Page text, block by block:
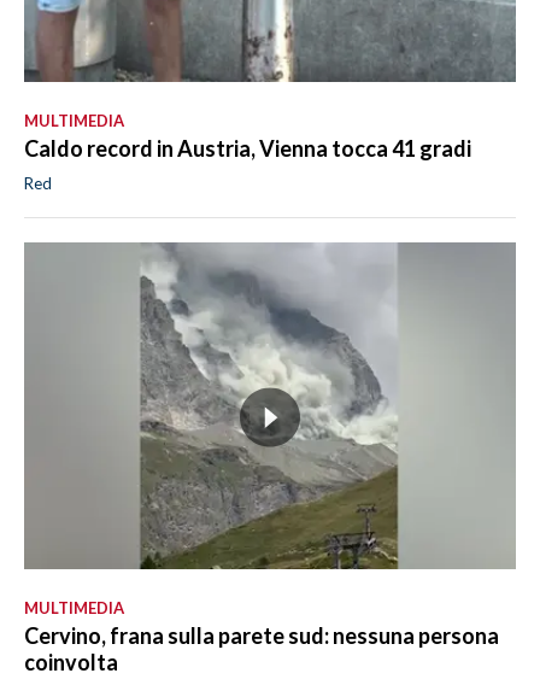
MULTIMEDIA
Caldo record in Austria, Vienna tocca 41 gradi
Red
MULTIMEDIA
Cervino, frana sulla parete sud: nessuna persona
coinvolta